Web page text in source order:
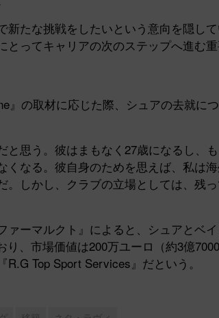
たな挑戦をしたいという意向を隠し
とってキャリアの次のステップへ進む
の取材に応じた際、シュアの去就に
思う。彼はまもなく27歳になるし、
なる。彼自身のためを思えば、私は
。しかし、クラブの立場としては、残
ーマルクト』によると、シュアとベイ
、市場価値は200万ユーロ（約3億
Top Sport Services』だという。